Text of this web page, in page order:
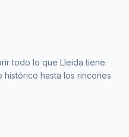
todo lo que Lleida tiene
hasta los rincones